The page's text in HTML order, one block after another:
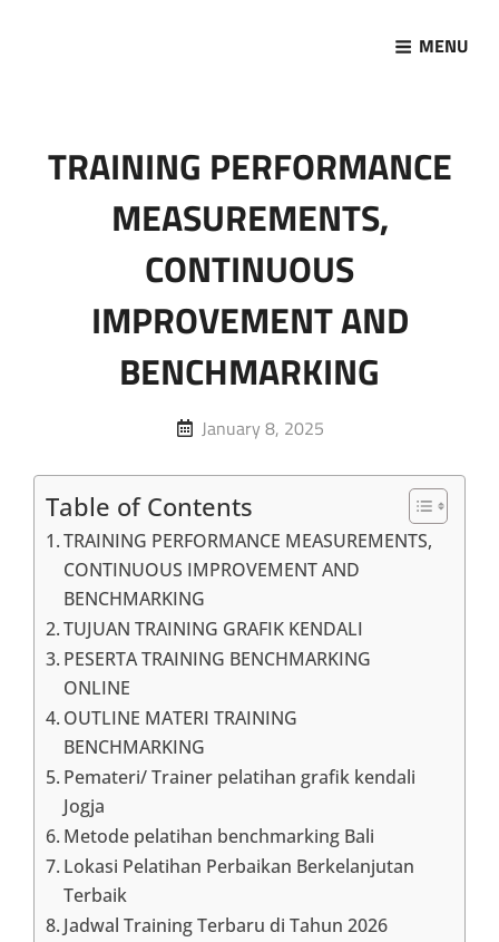
MENU
TRAINING PERFORMANCE
MEASUREMENTS,
CONTINUOUS
IMPROVEMENT AND
BENCHMARKING
Posted
January 8, 2025
Table of Contents
TRAINING PERFORMANCE MEASUREMENTS,
CONTINUOUS IMPROVEMENT AND
BENCHMARKING
TUJUAN TRAINING GRAFIK KENDALI
PESERTA TRAINING BENCHMARKING
ONLINE
OUTLINE MATERI TRAINING
BENCHMARKING
Pemateri/ Trainer pelatihan grafik kendali
Jogja
Metode pelatihan benchmarking Bali
Lokasi Pelatihan Perbaikan Berkelanjutan
Terbaik
Jadwal Training Terbaru di Tahun 2026